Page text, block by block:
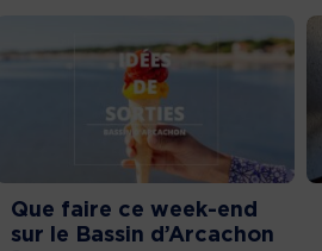
Que faire ce week-end
sur le Bassin d’Arcachon